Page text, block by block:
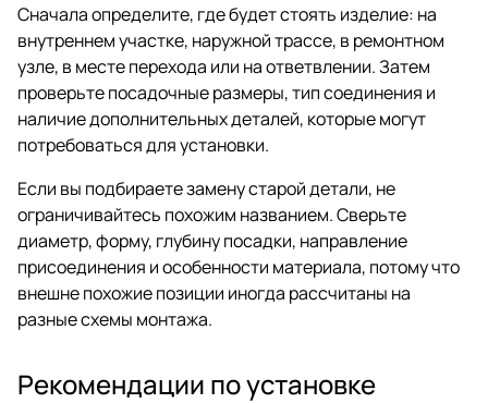
Сначала определите, где будет стоять изделие: на
внутреннем участке, наружной трассе, в ремонтном
узле, в месте перехода или на ответвлении. Затем
проверьте посадочные размеры, тип соединения и
наличие дополнительных деталей, которые могут
потребоваться для установки.
Если вы подбираете замену старой детали, не
ограничивайтесь похожим названием. Сверьте
диаметр, форму, глубину посадки, направление
присоединения и особенности материала, потому что
внешне похожие позиции иногда рассчитаны на
разные схемы монтажа.
Рекомендации по установке